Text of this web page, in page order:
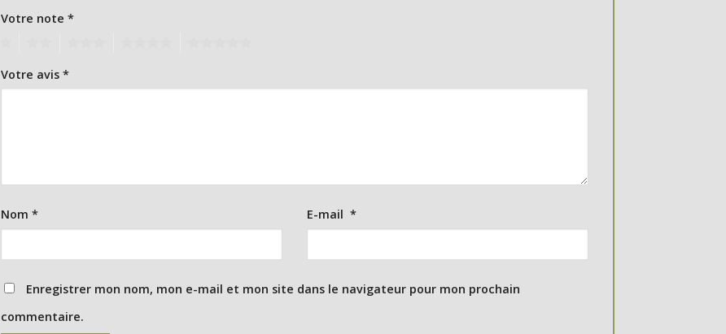
Votre note *
Votre avis *
Nom * E-mail *
Enregistrer mon nom, mon e-mail et mon site dans le navigateur pour mon prochain
commentaire.